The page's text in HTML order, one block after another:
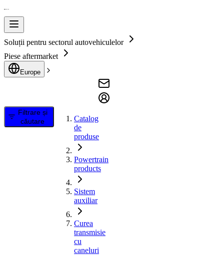
Soluții pentru sectorul autovehiculelor
Piese aftermarket
Europe
Filtrare și
căutare
Catalog
de
produse
Powertrain
products
Sistem
auxiliar
Curea
transmisie
cu
caneluri